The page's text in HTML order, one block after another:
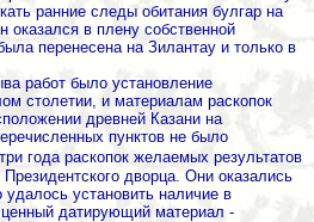
ранние следы обитания булгар на
в плену собственной
перенесена на Зилантау и только в
работ было установление
столетии, и материалам раскопок
древней Казани на
пунктов не было
года раскопок желаемых результатов
дворца. Они оказались
установить наличие в
датирующий материал -